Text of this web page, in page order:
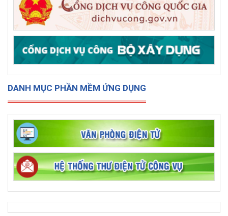
DANH MỤC PHẦN MỀM ỨNG DỤNG